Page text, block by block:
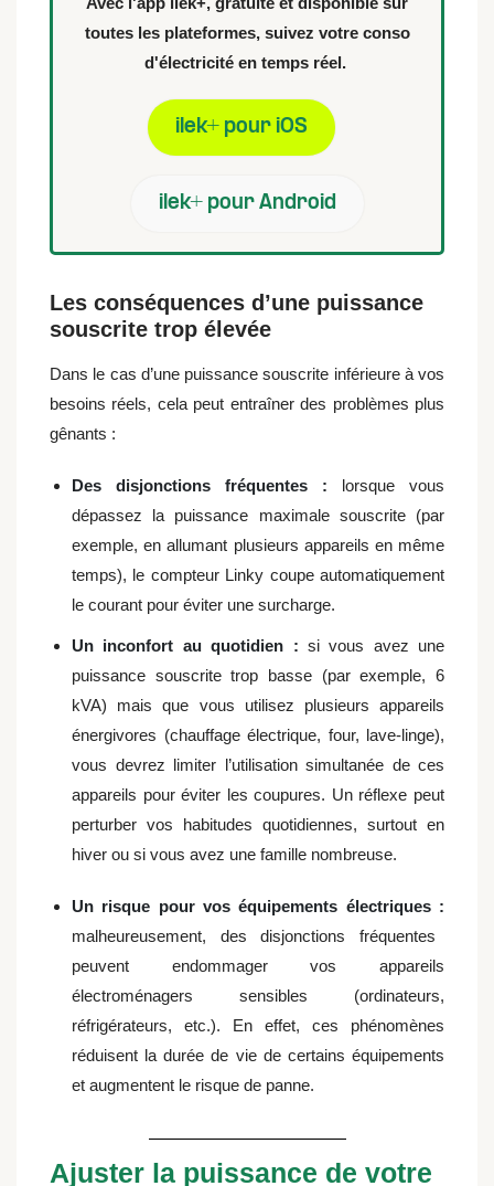
toutes les plateformes, suivez votre conso
d'électricité en temps réel.
ilek+ pour iOS
ilek+ pour Android
Les conséquences d’une puissance
souscrite trop élevée
Dans le cas d’une puissance souscrite inférieure à vos
besoins réels, cela peut entraîner des problèmes plus
gênants :
Des disjonctions fréquentes : lorsque vous
dépassez la puissance maximale souscrite (par
exemple, en allumant plusieurs appareils en même
temps), le compteur Linky coupe automatiquement
le courant pour éviter une surcharge.
Un inconfort au quotidien : si vous avez une
puissance souscrite trop basse (par exemple, 6
kVA) mais que vous utilisez plusieurs appareils
énergivores (chauffage électrique, four, lave-linge),
vous devrez limiter l’utilisation simultanée de ces
appareils pour éviter les coupures. Un réflexe peut
perturber vos habitudes quotidiennes, surtout en
hiver ou si vous avez une famille nombreuse.
Un risque pour vos équipements électriques :
malheureusement, des disjonctions fréquentes
peuvent endommager vos appareils
électroménagers sensibles (ordinateurs,
réfrigérateurs, etc.). En effet, ces phénomènes
réduisent la durée de vie de certains équipements
et augmentent le risque de panne.
Ajuster la puissance de votre